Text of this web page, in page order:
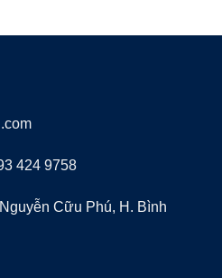
424 9758
Cữu Phú, H. Bình